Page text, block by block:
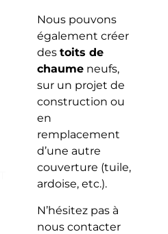
Nous pouvons
également créer
des toits de
chaumeneufs,
sur un projet de
construction ou
en
remplacement
d’une autre
couverture (tuile,
ardoise, etc.).
N’hésitez pas à
nous contacter